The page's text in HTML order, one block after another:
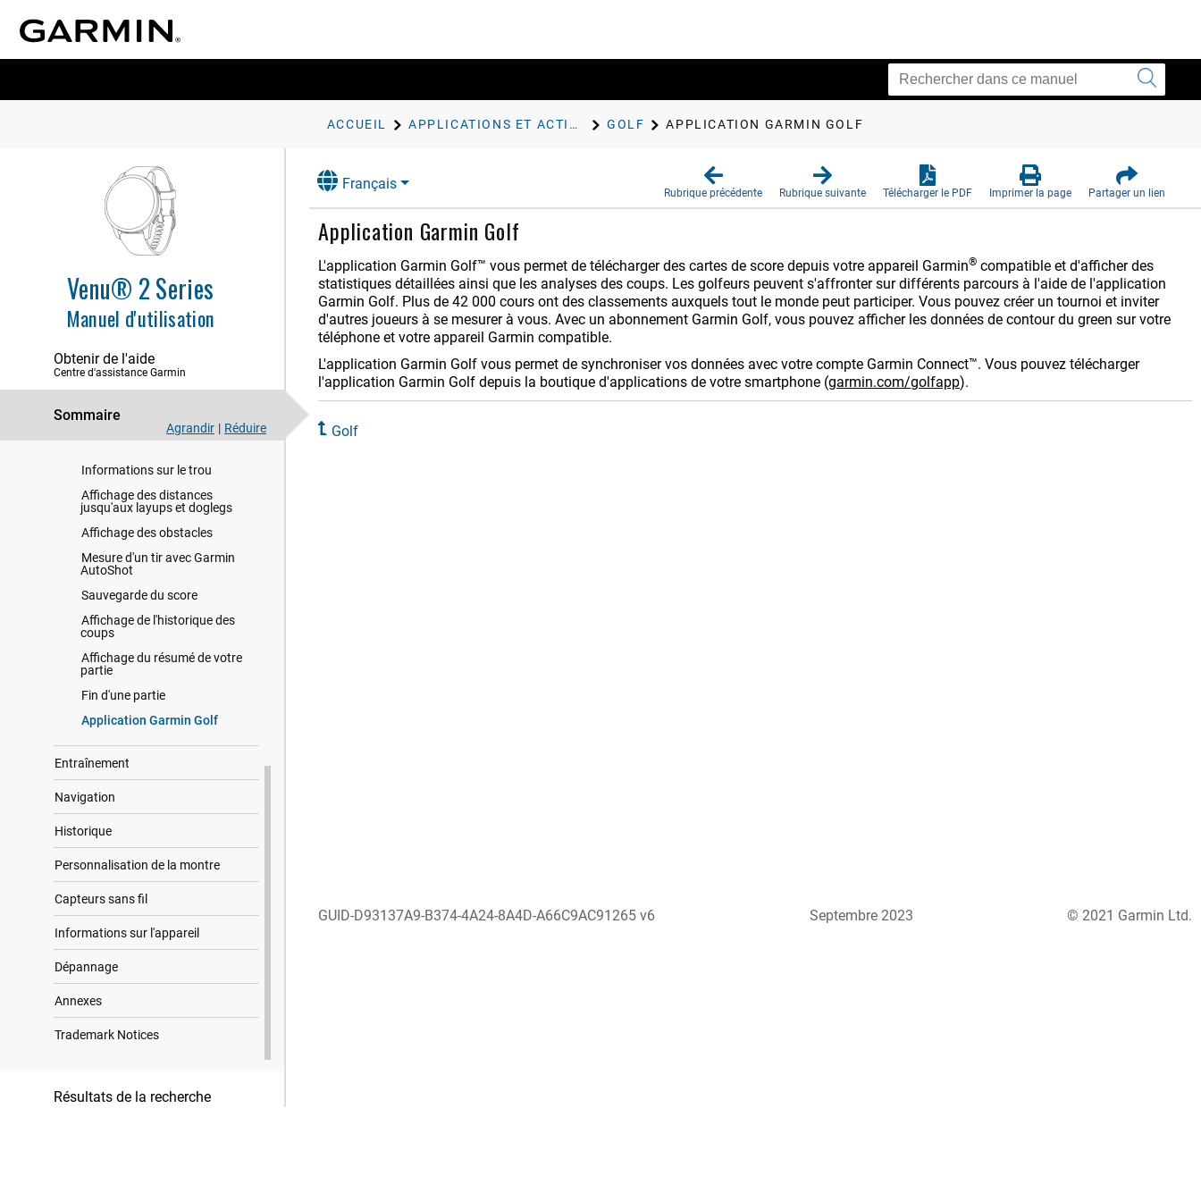
ACCUEIL APPLICATIONS ET ACTIVITÉS GOLF APPLICATION GARMIN GOLF
Venu® 2 Series
Manuel d'utilisation
Obtenir de l'aide
Centre d'assistance Garmin
Sommaire
Agrandir | Réduire
Profil utilisateur
Suivi des activités
Applications et activités
Démarrage d'une activité
Arrêt d'une activité
Ajout d'une activité personnalisée
activité favorite
Health Snapshot
Activités en extérieur
Téléchargement de parcours de
golf
Partie de golf
Informations sur le trou
Affichage des distances
jusqu'aux layups et doglegs
Affichage des obstacles
Mesure d'un tir avec Garmin
AutoShot
Sauvegarde du score
Affichage de l'historique des
coups
Affichage du résumé de votre
partie
Fin d'une partie
Application Garmin Golf
Entraînement
Navigation
Historique
Personnalisation de la montre
Capteurs sans fil
Informations sur l'appareil
Dépannage
Annexes
Trademark Notices
Résultats de la recherche
Français
Rubrique précédente Rubrique suivante Télécharger le PDF Imprimer la page Partager un lien
Application Garmin Golf
L'application Garmin Golf™ vous permet de télécharger des cartes de score depuis votre appareil Garmin® compatible et d'afficher des
statistiques détaillées ainsi que les analyses des coups. Les golfeurs peuvent s'affronter sur différents parcours à l'aide de l'application
Garmin Golf. Plus de 42 000 cours ont des classements auxquels tout le monde peut participer. Vous pouvez créer un tournoi et inviter
d'autres joueurs à se mesurer à vous. Avec un abonnement Garmin Golf, vous pouvez afficher les données de contour du green sur votre
téléphone et votre appareil Garmin compatible.
L'application Garmin Golf vous permet de synchroniser vos données avec votre compte Garmin Connect™. Vous pouvez télécharger
l'application Garmin Golf depuis la boutique d'applications de votre smartphone (garmin.com/golfapp).
Golf
GUID-D93137A9-B374-4A24-8A4D-A66C9AC91265 v6 Septembre 2023 © 2021 Garmin Ltd.